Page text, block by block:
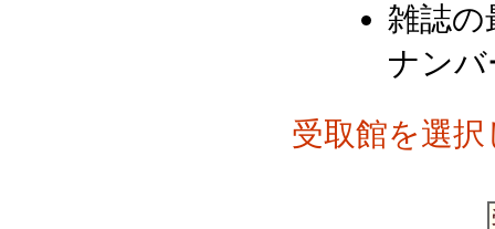
雑誌の
ナン
受取館を選